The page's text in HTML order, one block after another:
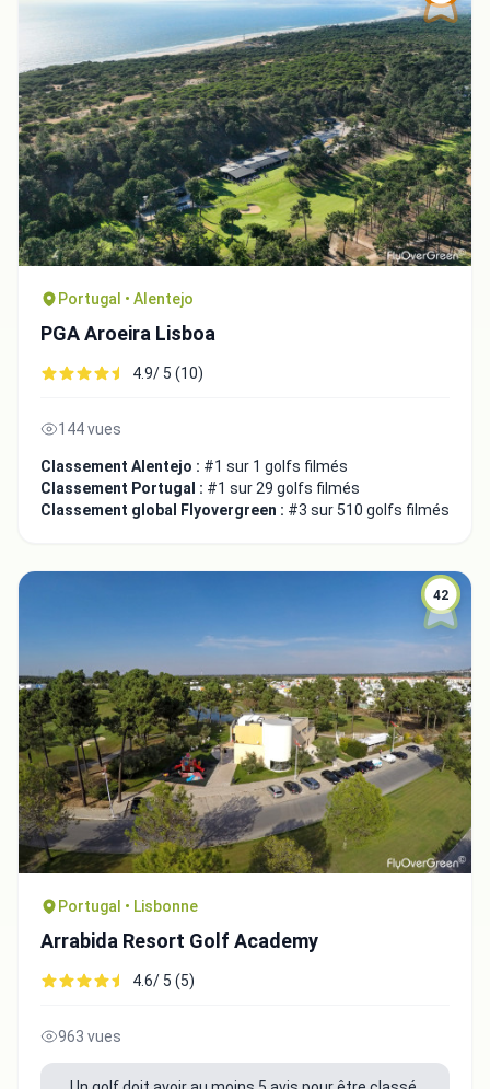
Portugal • Alentejo
PGA Aroeira Lisboa
4.9/ 5 (10)
144 vues
Classement Alentejo : #1 sur 1 golfs filmés
Classement Portugal : #1 sur 29 golfs filmés
Classement global Flyovergreen : #3 sur 510 golfs filmés
42
Portugal • Lisbonne
Arrabida Resort Golf Academy
4.6/ 5 (5)
963 vues
Intégrer la video
Choix de la vidéo:
Copier dans le presse-papiers
Embed code